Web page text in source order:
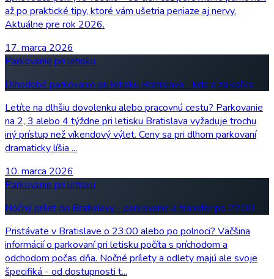
až po praktické tipy, ktoré vám ušetria peniaze aj nervy.
Aktuálne pre rok 2026.
17. marca 2026
Parkovanie pri letisku
Dlhodobé parkovanie pri letisku Bratislava - kde a za koľko
Letíte na dlhšiu dovolenku alebo pracovnú cestu? Parkovanie
na 2, 3 alebo 4 týždne pri letisku Bratislava vyžaduje trochu
iný prístup než víkendový výlet. Ceny sa pri dlhom parkovaní
dramaticky líšia ...
10. marca 2026
Parkovanie pri letisku
Nočný prílet do Bratislavy - parkovanie a transfer po 22:00
Pristávate v Bratislave o 23:00 alebo po polnoci? Väčšina
informácií o parkovaní pri letisku počíta s príchodom a
odchodom počas dňa. Nočné prílety a odlety majú ale svoje
špecifiká - od dostupnosti t...